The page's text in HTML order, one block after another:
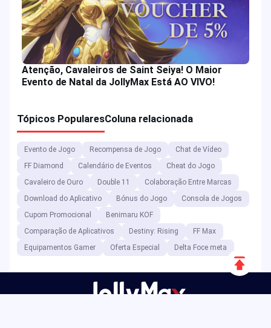
Atenção, Cavaleiros de Saint Seiya! O Maior
Evento de Natal da JollyMax Está AO VIVO!
Tópicos PopularesColuna relacionada
Evento de Jogo Recompensa de Jogo
Chat de Vídeo
FF Diamond
Calendário de Eventos
Cheat do Jogo
Cavaleiro de Ouro
Double 11
Colaboração Entre Marcas
Download do Aplicativo
Bónus do Jogo
Consola de Jogos
Cupom Promocional
Benimaru KOF
Comparação de Aplicativos
Destiny: Rising
FF Max
Equipamentos Gamer
Oferta Especial Delta Foce meta
Rolar
para
cima